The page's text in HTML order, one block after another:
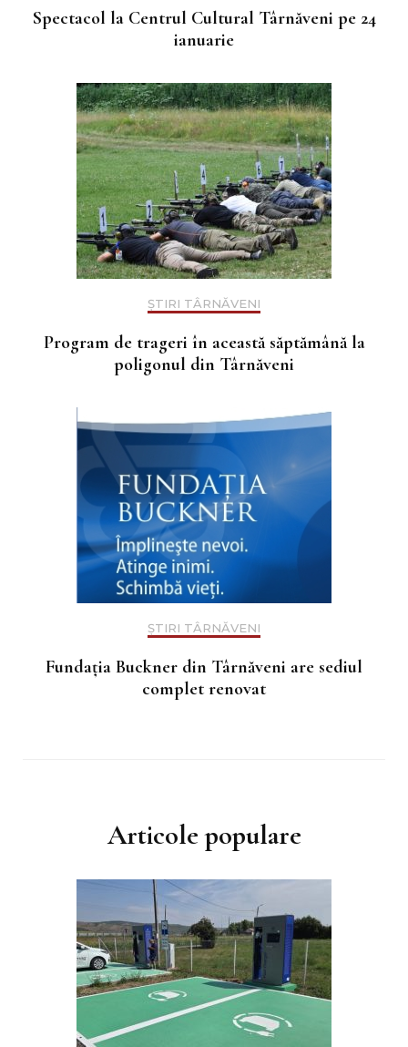
Spectacol la Centrul Cultural Târnăveni pe 24
ianuarie
ȘTIRI TÂRNĂVENI
Program de trageri în această săptămână la
poligonul din Târnăveni
ȘTIRI TÂRNĂVENI
Fundația Buckner din Târnăveni are sediul
complet renovat
Articole populare